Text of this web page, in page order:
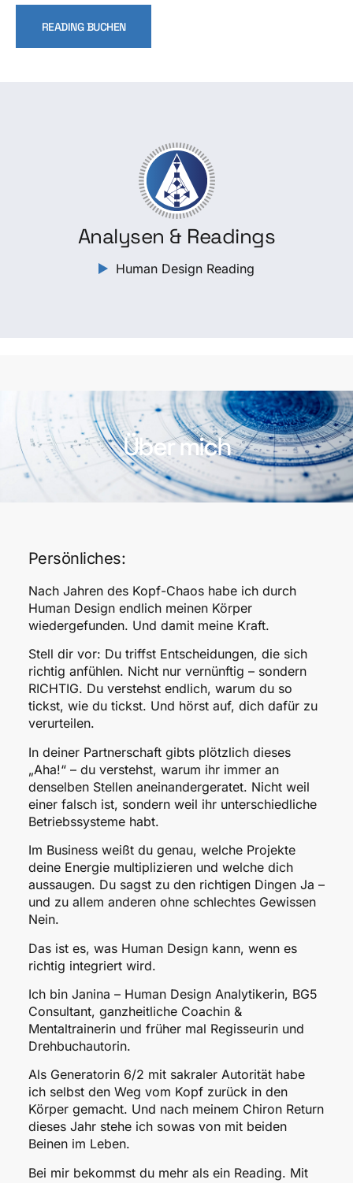
READING BUCHEN
Analysen & Readings
Human Design Reading
Über mich
Persönliches:
Nach Jahren des Kopf-Chaos habe ich durch
Human Design endlich meinen Körper
wiedergefunden. Und damit meine Kraft.
Stell dir vor: Du triffst Entscheidungen, die sich
richtig anfühlen. Nicht nur vernünftig – sondern
RICHTIG. Du verstehst endlich, warum du so
tickst, wie du tickst. Und hörst auf, dich dafür zu
verurteilen.
In deiner Partnerschaft gibts plötzlich dieses
„Aha!“ – du verstehst, warum ihr immer an
denselben Stellen aneinandergeratet. Nicht weil
einer falsch ist, sondern weil ihr unterschiedliche
Betriebssysteme habt.
Im Business weißt du genau, welche Projekte
deine Energie multiplizieren und welche dich
aussaugen. Du sagst zu den richtigen Dingen Ja –
und zu allem anderen ohne schlechtes Gewissen
Nein.
Das ist es, was Human Design kann, wenn es
richtig integriert wird.
Ich bin Janina – Human Design Analytikerin, BG5
Consultant, ganzheitliche Coachin &
Mentaltrainerin und früher mal Regisseurin und
Drehbuchautorin.
Als Generatorin 6/2 mit sakraler Autorität habe
ich selbst den Weg vom Kopf zurück in den
Körper gemacht. Und nach meinem Chiron Return
dieses Jahr stehe ich sowas von mit beiden
Beinen im Leben.
Bei mir bekommst du mehr als ein Reading. Mit